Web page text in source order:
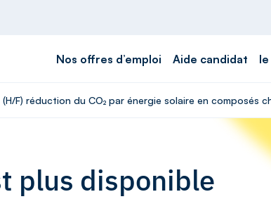
Nos offres d’emploi Aide candidat
F) réduction du CO₂ par énergie solaire en composés
plus disponible